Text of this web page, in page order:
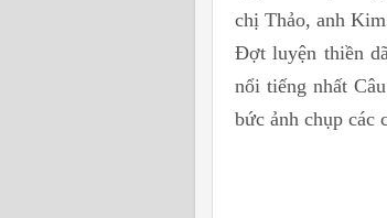
chị Thảo, anh
Đợt luyện thiền
nổi tiếng nhất
bức ảnh chụp các